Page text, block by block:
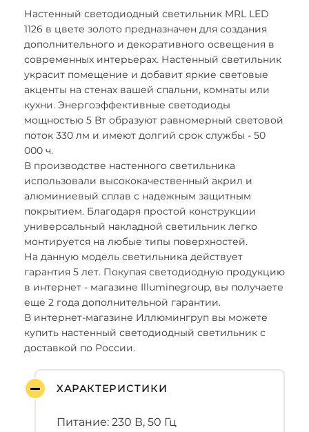
Настенный светодиодный светильник MRL LED
1126 в цвете золото предназначен для создания
дополнительного и декоративного освещения в
современных интерьерах. Настенный светильник
украсит помещение и добавит яркие световые
акценты на стенах вашей спальни, комнаты или
кухни. Энергоэффективные светодиоды
мощностью 5 Вт образуют равномерный световой
поток 330 лм и имеют долгий срок службы - 50
000 ч.
В производстве настенного светильника
использовали высококачественный акрил и
алюминиевый сплав с надежным защитным
покрытием. Благодаря простой конструкции
универсальный накладной светильник легко
монтируется на любые типы поверхностей.
На данную модель светильника действует
гарантия 5 лет. Покупая светодиодную продукцию
в интернет - магазине Illuminegroup, вы получаете
еще 2 года дополнительной гарантии.
В интернет-магазине Иллюмингруп вы можете
купить настенный светодиодный светильник с
доставкой по России.
ХАРАКТЕРИСТИКИ
Питание: 230 В, 50 Гц